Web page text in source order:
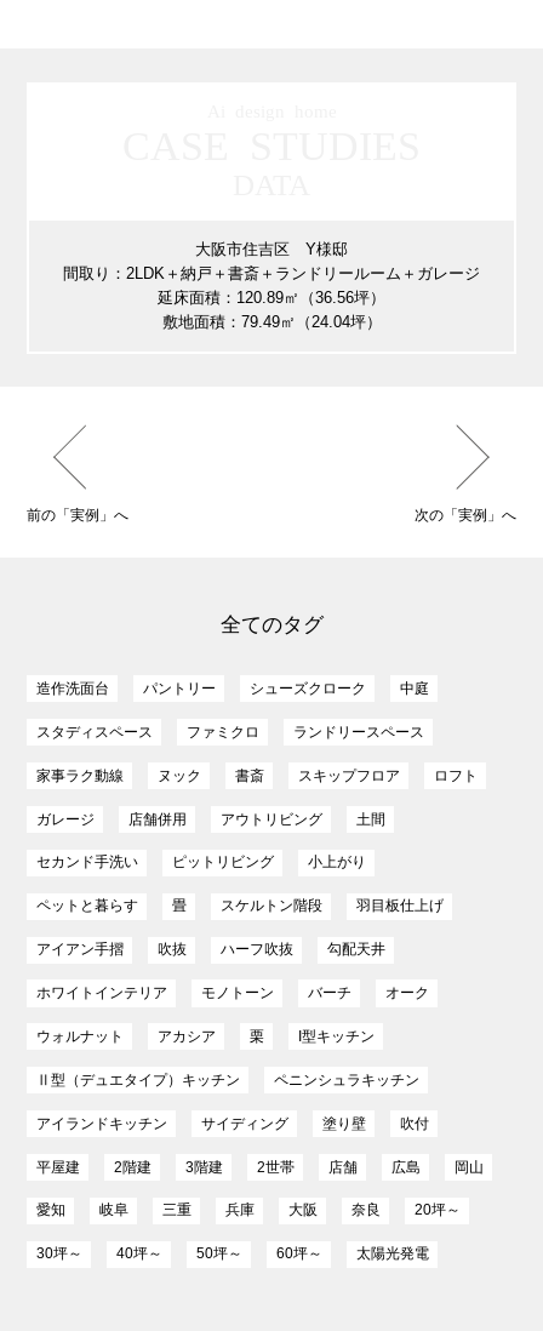
大阪市住吉区 Y様邸
間取り：2LDK＋納戸＋書斎＋ランドリールーム＋ガレージ
延床面積：120.89㎡（36.56坪）
敷地面積：79.49㎡（24.04坪）
前の「実例」へ 次の「実例」へ
全てのタグ
造作洗面台 パントリー シューズクローク 中庭
スタディスペース ファミクロ ランドリースペース
家事ラク動線 ヌック 書斎 スキップフロア ロフト
ガレージ 店舗併用 アウトリビング 土間
セカンド手洗い ピットリビング 小上がり
ペットと暮らす 畳 スケルトン階段 羽目板仕上げ
アイアン手摺 吹抜 ハーフ吹抜 勾配天井
ホワイトインテリア モノトーン バーチ オーク
ウォルナット アカシア 栗 I型キッチン
Ⅱ型（デュエタイプ）キッチン ペニンシュラキッチン
アイランドキッチン サイディング 塗り壁 吹付
平屋建 2階建 3階建 2世帯 店舗 広島 岡山
愛知 岐阜 三重 兵庫 大阪 奈良 20坪～
30坪～ 40坪～ 50坪～ 60坪～ 太陽光発電